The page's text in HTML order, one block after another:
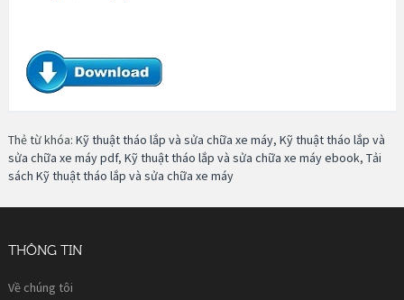
Thẻ từ khóa: Kỹ thuật tháo lắp và sửa chữa xe máy, Kỹ thuật tháo lắp và
sửa chữa xe máy pdf, Kỹ thuật tháo lắp và sửa chữa xe máy ebook, Tải
sách Kỹ thuật tháo lắp và sửa chữa xe máy
THÔNG TIN
Về chúng tôi